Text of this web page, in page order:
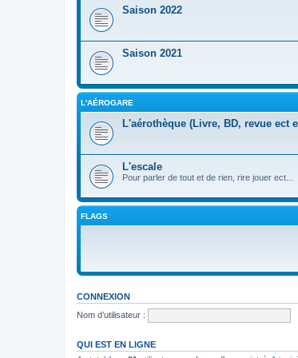
Saison 2022
Saison 2021
L'AÉROGARE
L'aérothèque (Livre, BD, revue ect
L'escale
Pour parler de tout et de rien, rire jouer ect...
FLAGS
CONNEXION
Nom d’utilisateur :
QUI EST EN LIGNE